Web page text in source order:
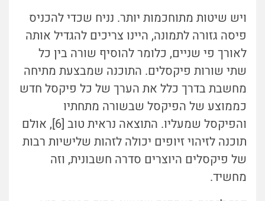
ויש שיטות מתוחכמות יותר. נניח שכדי להכניס
פיסה גזורה לתמונה, היינו צריכים להגדיל אותה
לאורך פי שניים, כלומר להוסיף שורה בין כל
שתי שורות פיקסלים. התוכנה שמבצעת מתיחה
מחשבת בדרך כלל את הערך של כל פיקסל חדש
כממוצע של הפיקסל שבשורה מתחתיו
והפיקסל שמעליו. התוצאה נראית טוב [6], אולם
תוכנה לזיהוי זיופים יכולה לזהות שלישיות רבות
של פיקסלים היוצרים סדרה חשבונית, וזה
מחשיד.